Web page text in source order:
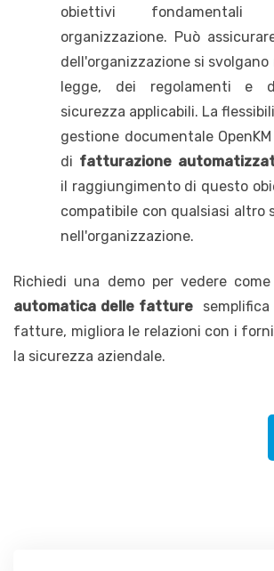
obiettivi
organizzazione. Può
dell'organizzazione si
legge, dei regolamenti e
sicurezza applicabili. La
gestione documentale
di fatturazione
il raggiungimento di questo
compatibile con qualsiasi altro
nell'organizzazione.
Richiedi una demo per vedere
automatica delle fatture
fatture, migliora le relazioni con i
la sicurezza aziendale.